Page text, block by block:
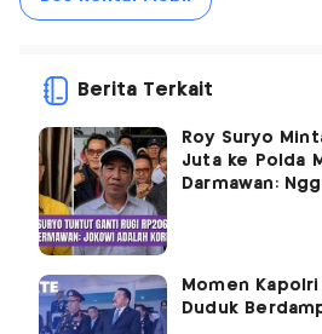
Berita Terkait
Roy Suryo
Juta ke Polda
Darmawan:
Momen
Duduk